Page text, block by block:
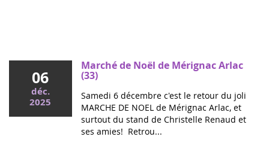
Ce mercredi, le député Vincent Thiébaut organisait avec
Grandir Sans Cancer et Eva pour la vie le colloque "Dons
de vie et lutte contre les cancers, maladies graves et
handicaps de l'enfant" à l'...
06
déc.
2025
Marché de Noël de Mérignac Arlac
(33)
Samedi 6 décembre c'est le retour du joli
MARCHE DE NOEL de Mérignac Arlac, et
surtout du stand de Christelle Renaud et
ses amies! Retrou...